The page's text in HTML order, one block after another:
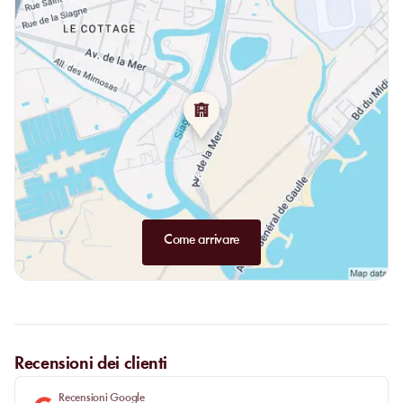
lasciare l’atmosfera del giardino, poi tornare verso la piscina per
prolungare il pomeriggio. Il pasto non interrompe la giornata: le
dà un punto di equilibrio.
Come arrivare
Recensioni dei clienti
Recensioni Google